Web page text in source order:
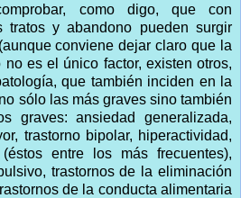
como digo, que con
tratos y abandono pueden surgir
conviene dejar claro que la
es el único factor, existen otros,
que también inciden en la
sólo las más graves sino también
graves: ansiedad generalizada,
trastorno bipolar, hiperactividad,
entre los más frecuentes),
trastornos de la eliminación
de la conducta alimentaria